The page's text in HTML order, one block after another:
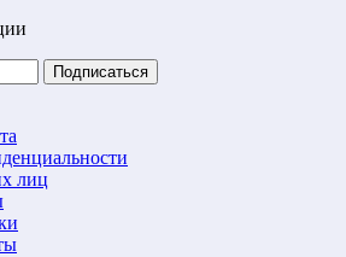
Подписаться
лиц